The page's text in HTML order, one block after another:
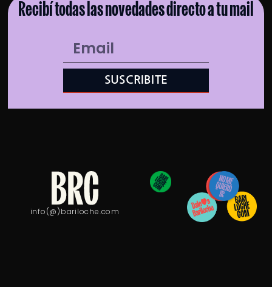
Recibí todas las novedades directo a tu mail
SUSCRIBITE
info(@)bariloche.com